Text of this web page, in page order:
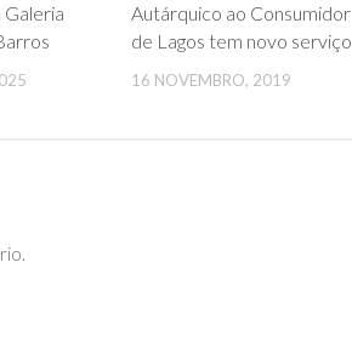
Galeria
Autárquico ao Consumidor
de Lagos tem novo serviço
16 NOVEMBRO, 2019